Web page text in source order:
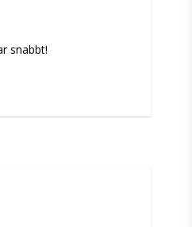
snabbt!